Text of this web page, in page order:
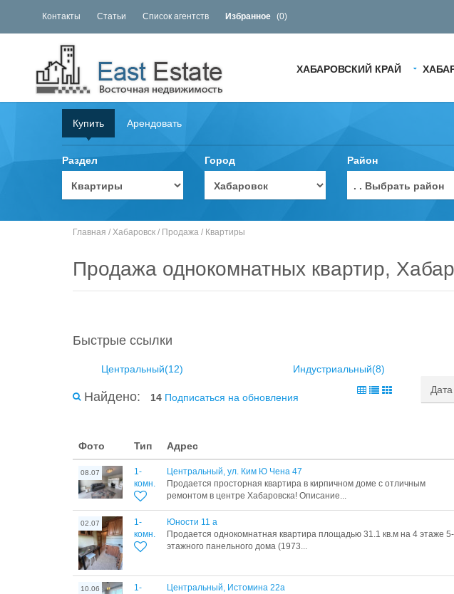
Контакты Статьи Список агентств Избранное (0)
ХАБАРОВСКИЙ КРАЙ
Купить Арендовать
Раздел Город Район
. . Выбрать район
Главная / Хабаровск / Продажа / Квартиры
Продажа однокомнатных квартир,
Быстрые ссылки
Центральный(12) Индустриальный(8)
Найдено: 14 Подписаться на обновления
Фото Тип Адрес
08.07
1-
комн.
Центральный, ул. Ким Ю Чена 47
Продается просторная квартира в кирпичном доме с отличным
ремонтом в центре Хабаровска! Описание...
02.07
1-
комн.
Юности 11 а
Продается однокомнатная квартира площадью 31.1 кв.м на 4 этаже 5-
этажного панельного дома (1973...
10.06
1-
Центральный, Истомина 22а